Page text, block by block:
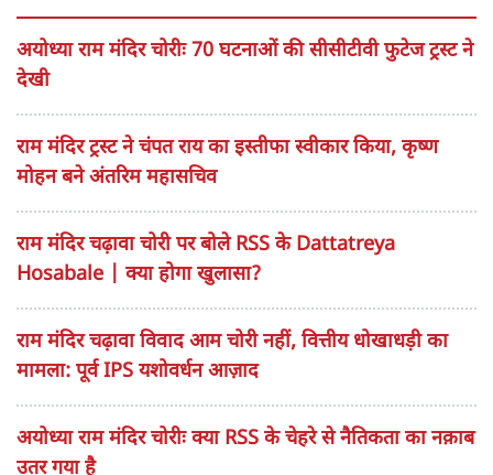
अयोध्या राम मंदिर चोरीः 70 घटनाओं की सीसीटीवी फुटेज ट्रस्ट ने
देखी
राम मंदिर ट्रस्ट ने चंपत राय का इस्तीफा स्वीकार किया, कृष्ण
मोहन बने अंतरिम महासचिव
राम मंदिर चढ़ावा चोरी पर बोले RSS के Dattatreya
Hosabale | क्या होगा खुलासा?
राम मंदिर चढ़ावा विवाद आम चोरी नहीं, वित्तीय धोखाधड़ी का
मामला: पूर्व IPS यशोवर्धन आज़ाद
अयोध्या राम मंदिर चोरीः क्या RSS के चेहरे से नैतिकता का नक़ाब
उतर गया है